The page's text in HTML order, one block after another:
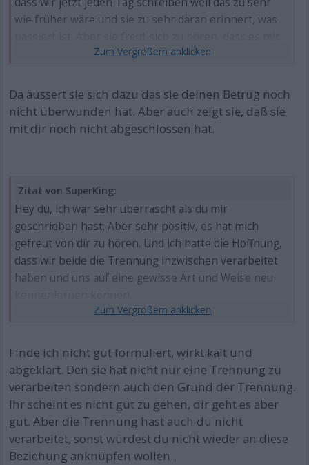
wie früher wäre und sie zu sehr daran erinnert, was
gut geht. Das war am Dienstag.
Da äussert sie sich dazu das sie deinen Betrug noch
nicht überwunden hat. Aber auch zeigt sie, daß sie
mit dir noch nicht abgeschlossen hat.
Zitat von SuperKing:
Hey du, ich war sehr überrascht als du mir
geschrieben hast. Aber sehr positiv, es hat mich
gefreut von dir zu hören. Und ich hatte die Hoffnung,
dass wir beide die Trennung inzwischen verarbeitet
haben und uns auf eine gewisse Art und Weise neu
Aber da das bei dir nicht der Fall ist verstehe ich, dass
das natürlich respektieren.
Finde ich nicht gut formuliert, wirkt kalt und
abgeklärt. Den sie hat nicht nur eine Trennung zu
verarbeiten sondern auch den Grund der Trennung.
Ihr scheint es nicht gut zu gehen, dir geht es aber
gut. Aber die Trennung hast auch du nicht
verarbeitet, sonst würdest du nicht wieder an diese
Beziehung anknüpfen wollen.